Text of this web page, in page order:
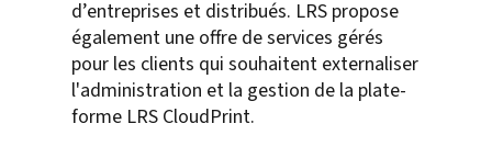
d’entreprises et distribués. LRS propose
également une offre de services gérés
pour les clients qui souhaitent externaliser
l'administration et la gestion de la plate-
forme LRS CloudPrint.